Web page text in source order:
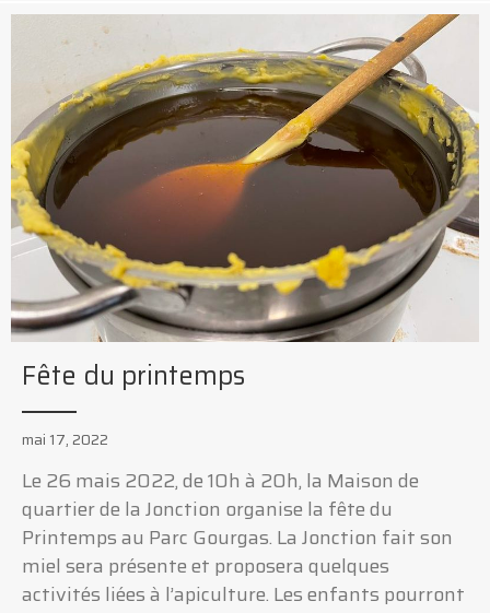
Fête du printemps
mai 17, 2022
Le 26 mais 2022, de 10h à 20h, la Maison de
quartier de la Jonction organise la fête du
Printemps au Parc Gourgas. La Jonction fait son
miel sera présente et proposera quelques
activités liées à l’apiculture. Les enfants pourront